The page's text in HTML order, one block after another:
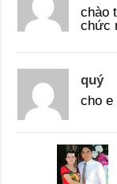
chào
chức
quý
cho